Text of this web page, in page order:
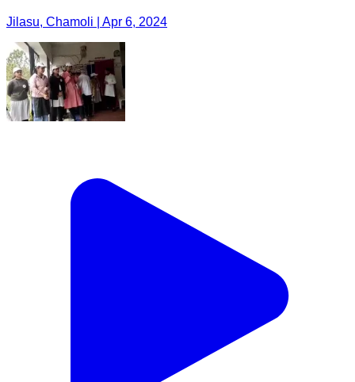
Jilasu, Chamoli | Apr 6, 2024